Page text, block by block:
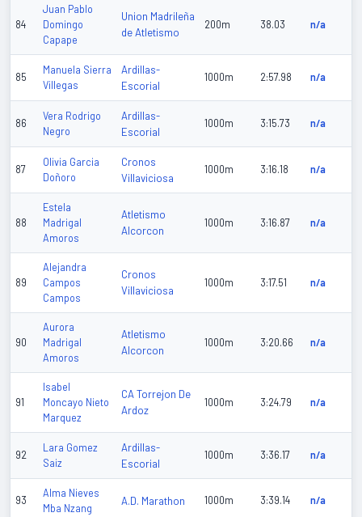
84
Juan Pablo
Domingo
Capape
Union Madrileña
de Atletismo
200m 38.03 n/a
85
Manuela Sierra
Villegas
Ardillas-
Escorial
1000m 2:57.98 n/a
86
Vera Rodrigo
Negro
Ardillas-
Escorial
1000m 3:15.73 n/a
87
Olivia Garcia
Doñoro
Cronos
Villaviciosa
1000m 3:16.18 n/a
88
Estela
Madrigal
Amoros
Atletismo
Alcorcon
1000m 3:16.87 n/a
89
Alejandra
Campos
Campos
Cronos
Villaviciosa
1000m 3:17.51 n/a
90
Aurora
Madrigal
Amoros
Atletismo
Alcorcon
1000m 3:20.66 n/a
91
Isabel
Moncayo Nieto
Marquez
CA Torrejon De
Ardoz
1000m 3:24.79 n/a
92
Lara Gomez
Saiz
Ardillas-
Escorial
1000m 3:36.17 n/a
93
Alma Nieves
Mba Nzang
A.D. Marathon 1000m 3:39.14 n/a